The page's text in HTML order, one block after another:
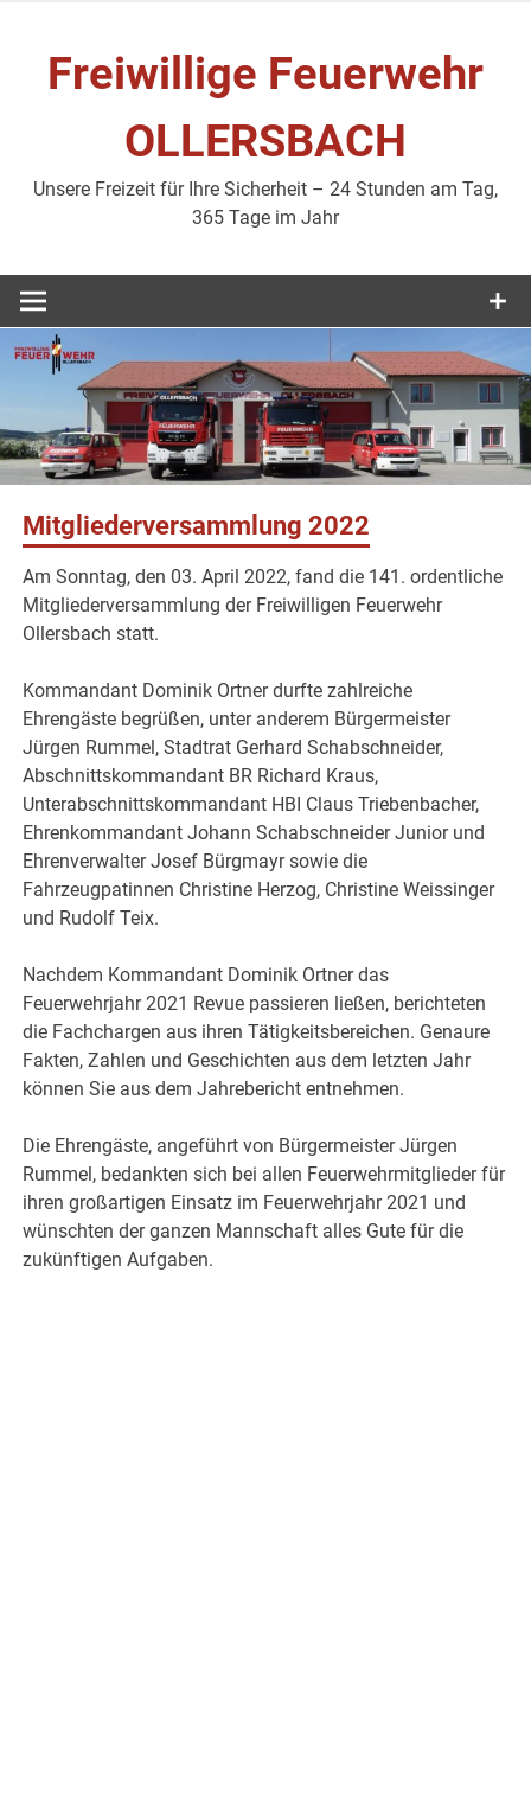
springenFreiwillige Feuerwehr
OLLERSBACH
Unsere Freizeit für Ihre Sicherheit – 24 Stunden am Tag,
365 Tage im Jahr
Mitgliederversammlung 2022
Am Sonntag, den 03. April 2022, fand die 141. ordentliche
Mitgliederversammlung der Freiwilligen Feuerwehr
Ollersbach statt.
Kommandant Dominik Ortner durfte zahlreiche
Ehrengäste begrüßen, unter anderem Bürgermeister
Jürgen Rummel, Stadtrat Gerhard Schabschneider,
Abschnittskommandant BR Richard Kraus,
Unterabschnittskommandant HBI Claus Triebenbacher,
Ehrenkommandant Johann Schabschneider Junior und
Ehrenverwalter Josef Bürgmayr sowie die
Fahrzeugpatinnen Christine Herzog, Christine Weissinger
und Rudolf Teix.
Nachdem Kommandant Dominik Ortner das
Feuerwehrjahr 2021 Revue passieren ließen, berichteten
die Fachchargen aus ihren Tätigkeitsbereichen. Genaure
Fakten, Zahlen und Geschichten aus dem letzten Jahr
können Sie aus dem Jahrebericht entnehmen.
Die Ehrengäste, angeführt von Bürgermeister Jürgen
Rummel, bedankten sich bei allen Feuerwehrmitglieder für
ihren großartigen Einsatz im Feuerwehrjahr 2021 und
wünschten der ganzen Mannschaft alles Gute für die
zukünftigen Aufgaben.